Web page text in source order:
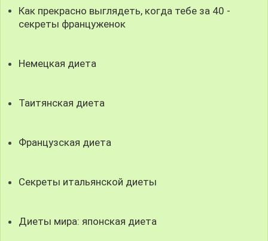
Как прекрасно выглядеть, когда тебе за 40 -
секреты француженок
Немецкая диета
Таитянская диета
Французская диета
Секреты итальянской диеты
Диеты мира: японская диета